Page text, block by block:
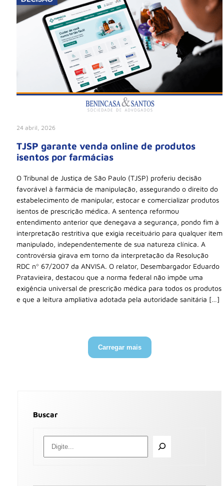
24 abril, 2026
TJSP garante venda online de produtos
isentos por farmácias
O Tribunal de Justiça de São Paulo (TJSP) proferiu decisão
favorável à farmácia de manipulação, assegurando o direito do
estabelecimento de manipular, estocar e comercializar produtos
isentos de prescrição médica. A sentença reformou
entendimento anterior que denegava a segurança, pondo fim à
interpretação restritiva que exigia receituário para qualquer item
manipulado, independentemente de sua natureza clínica. A
controvérsia girava em torno da interpretação da Resolução
RDC nº 67/2007 da ANVISA. O relator, Desembargador Eduardo
Pratavieira, destacou que a norma federal não impõe uma
exigência universal de prescrição médica para todos os produtos
e que a leitura ampliativa adotada pela autoridade sanitária […]
Carregar mais
Buscar